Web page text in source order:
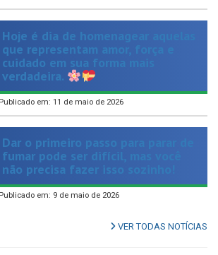
Hoje é dia de homenagear aquelas
que representam amor, força e
cuidado em sua forma mais
verdadeira.
Publicado em: 11 de maio de 2026
Dar o primeiro passo para parar de
fumar pode ser difícil, mas você
não precisa fazer isso sozinho!
Publicado em: 9 de maio de 2026
VER TODAS NOTÍCIAS